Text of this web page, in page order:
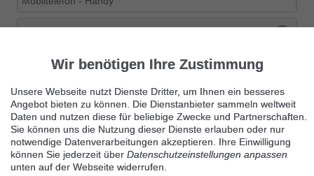
Deseo suscribirme a la newsletter gratuita
Kleinanzeige veröffentlichen
Mit der Veröffentlichung Ihrer Anzeige, stimmen Sie automatisch unseren
Wir benötigen Ihre Zustimmung
Unsere Webseite nutzt Dienste Dritter, um Ihnen ein besseres
Angebot bieten zu können. Die Dienstanbieter sammeln weltweit
Daten und nutzen diese für beliebige Zwecke und Partnerschaften.
Sie können uns die Nutzung dieser Dienste erlauben oder nur
notwendige Datenverarbeitungen akzeptieren. Ihre Einwilligung
können Sie jederzeit über Datenschutzeinstellungen anpassen
unten auf der Webseite widerrufen.